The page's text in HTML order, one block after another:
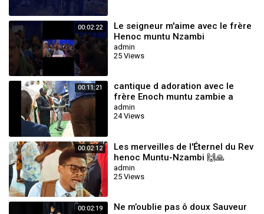
00:02:22
Le seigneur m'aime avec le frère
Henoc muntu Nzambi
admin
25 Views
00:11:21
cantique d adoration avec le
frère Enoch muntu zambie a
pointe noire rouge gorge
tabernacle
admin
24 Views
00:02:12
Les merveilles de l'Éternel du Rev
henoc Muntu-Nzambi 🙌🙏
admin
25 Views
00:02:19
Ne m’oublie pas ô doux Sauveur